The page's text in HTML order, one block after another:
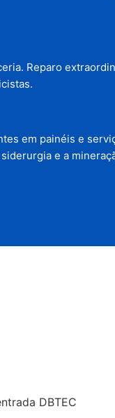
Reparo
em painéis e
e a